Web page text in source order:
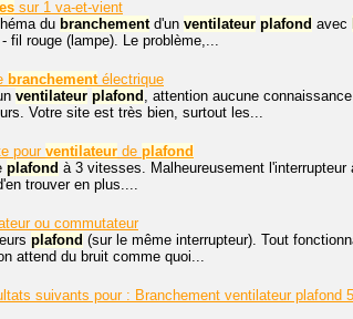
sur 1 va-et-vient
du branchementd'un ventilateur plafond avec
fil rouge (lampe). Le problème,...
branchementélectrique
ventilateur plafond , attention aucune
Votre site est très bien, surtout les...
pourventilateur de plafond
plafond à 3 vitesses. Malheureusement
trouver en plus....
ou commutateur
plafond (sur le même interrupteur). Tout
attend du bruit comme quoi...
suivants pour : Branchement ventilateur plafond